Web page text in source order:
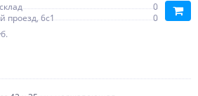
0
проезд, 6с1
0